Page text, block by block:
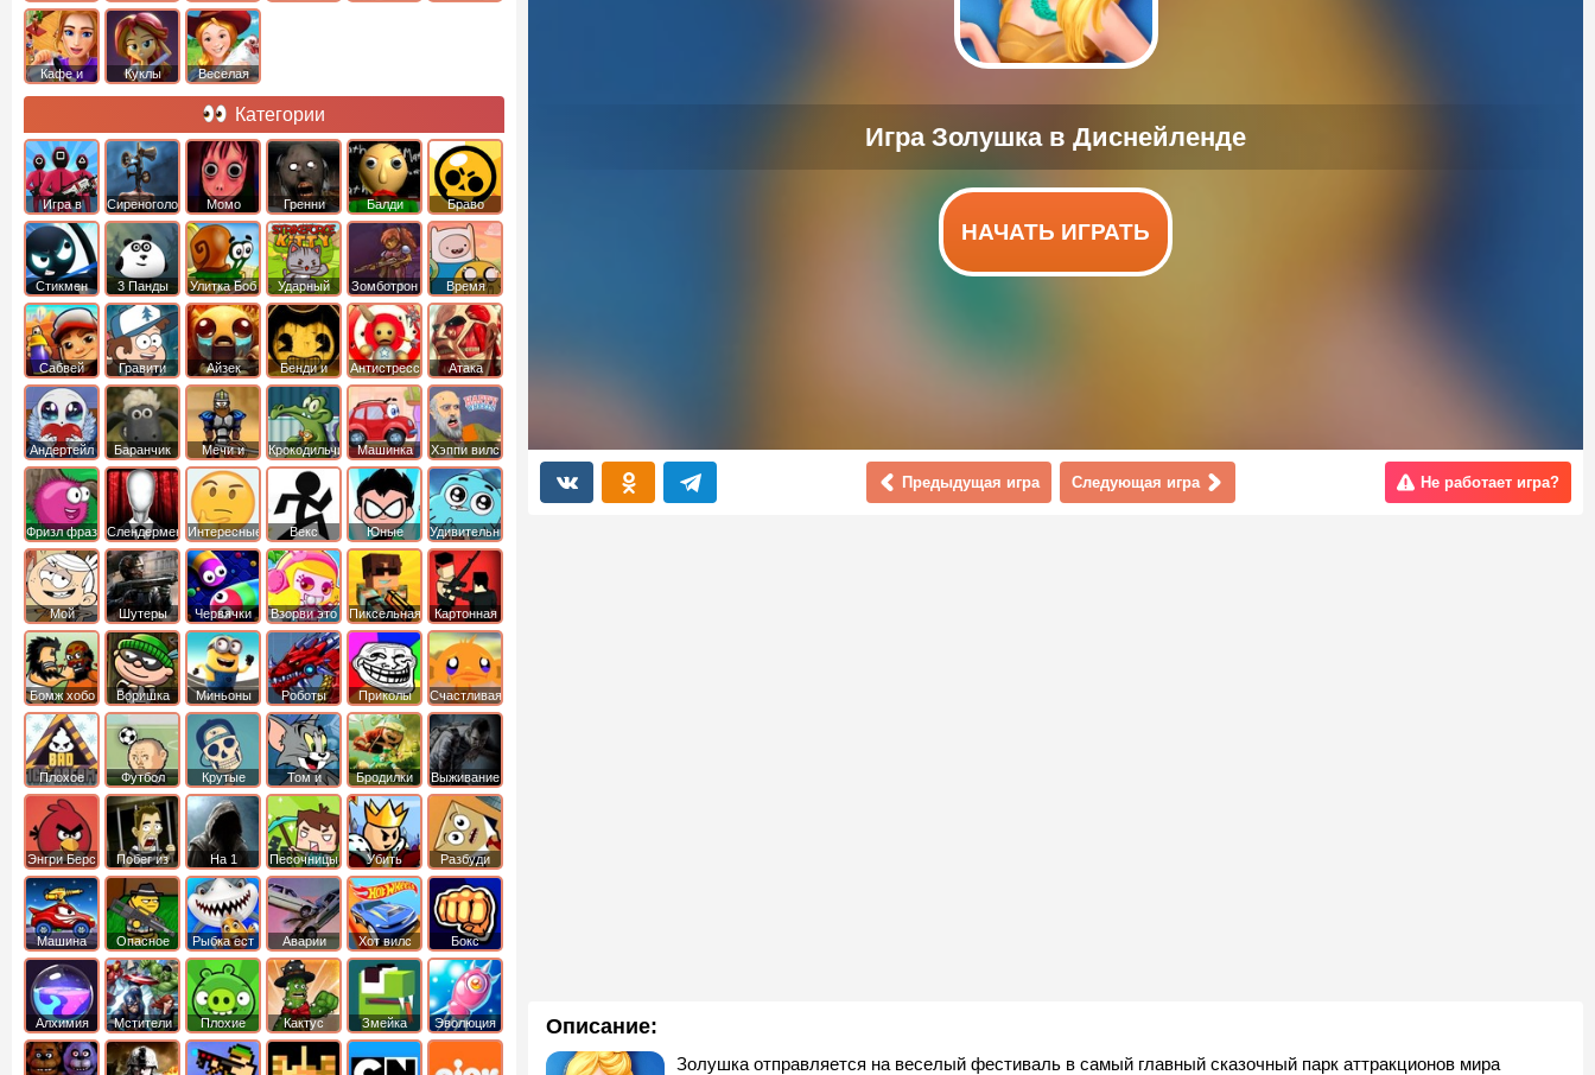
НАЧАТЬ ИГРАТЬ
Предыдущая игра Следующая игра Не работает игра?
Описание:
Золушка отправляется на веселый фестиваль в самый главный сказочный парк аттракционов мира
Кафе и
Куклы
Веселая
Категории
Игра в
Кальмара
Сиреноголовый Момо Гренни Балди
Браво
Старс
Стикмен 3 Панды Улитка Боб
Ударный
отряд котят
Зомботрон
Время
Приключений
Сабвей
Серф
Гравити
Фолз
Айзек
Бенди и
Чернильная
машина
Антистресс
Атака
Титанов
Андертейл
Баранчик
Шон
Мечи и
Сандали
Крокодильчик
Свомпи
Машинка
Вилли
Хэппи вилс
Фризл фраз Слендермен Интересные Векс
Юные
титаны
вперед
Удивительный
мир
Гамбола
Мой
шумный
дом
Шутеры Червячки Взорви это
Пиксельная
война
Картонная
башка
Бомж хобо
Воришка
боб
Миньоны
Роботы
динозавры
Приколы
Счастливая
обезьянка
Плохое
мороженое
Футбол
головами
Крутые
Том и
джерри
Бродилки
Приключения
Выживание
Энгри Берс
Побег из
тюрьмы
На 1 Песочницы
Убить
короля
Разбуди
коробку
Машина
ест
машину
Опасное
оружие
Рыбка ест
рыбку
Аварии
машин
Хот вилс Бокс
Алхимия Мстители
Плохие
свинки
Кактус
маккой
Змейка Эволюция